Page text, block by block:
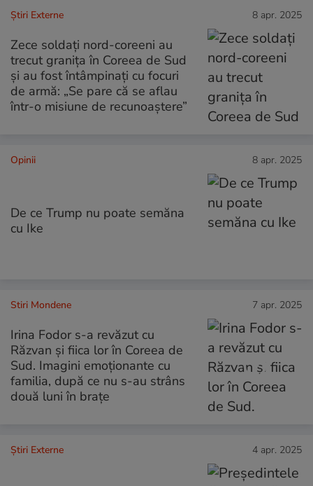
Știri Externe 8 apr. 2025
Zece soldați nord-coreeni au
trecut granița în Coreea de Sud
și au fost întâmpinați cu focuri
de armă: „Se pare că se aflau
într-o misiune de recunoaștere”
Opinii 8 apr. 2025
De ce Trump nu poate semăna
cu Ike
Stiri Mondene 7 apr. 2025
Irina Fodor s-a revăzut cu
Răzvan și fiica lor în Coreea de
Sud. Imagini emoționante cu
familia, după ce nu s-au strâns
două luni în brațe
Știri Externe 4 apr. 2025